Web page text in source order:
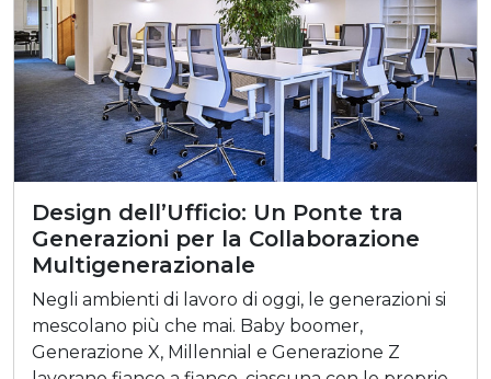
Design dell’Ufficio: Un Ponte tra
Generazioni per la Collaborazione
Multigenerazionale
Negli ambienti di lavoro di oggi, le generazioni si
mescolano più che mai. Baby boomer,
Generazione X, Millennial e Generazione Z